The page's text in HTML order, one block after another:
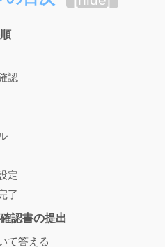
認
定
了
認書の提出
て答える